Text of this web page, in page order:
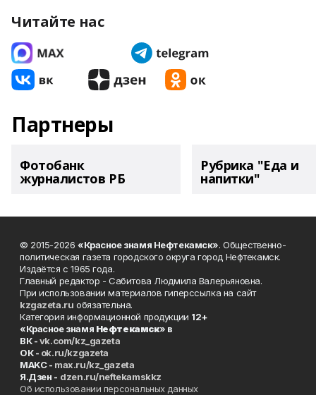
Читайте нас
Партнеры
Фотобанк
журналистов РБ
Рубрика "Еда и
напитки"
© 2015-2026 «Красное знамя Нефтекамск». Общественно-
политическая газета городского округа город Нефтекамск.
Издаётся с 1965 года.
Главный редактор - Сабитова Людмила Валерьяновна.
При использовании материалов гиперссылка на сайт
kzgazeta.ru обязательна.
Категория информационной продукции 12+
«Красное знамя Нефтекамск» в
ВК -vk.com/kz_gazeta
ОК - ok.ru/kzgazeta
MAKC - max.ru/kz_gazeta
Я.Дзен - dzen.ru/neftekamskkz
Об использовании персональных данных